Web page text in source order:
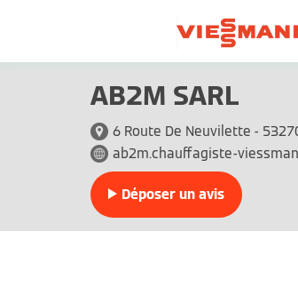
AB2M SARL
6 Route De Neuvilette -
ab2m.chauffagiste-
Déposer un avis